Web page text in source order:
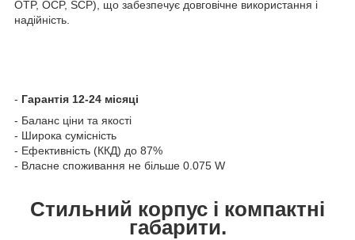
OTP, OCP, SCP), що забезпечує довговічне використання і
надійність.
- Гарантія 12-24 місяці
- Баланс ціни та якості
- Широка сумісність
- Ефективність (ККД) до 87%
- Власне споживання не більше 0.075 W
Стильний корпус і компактні
габарити.